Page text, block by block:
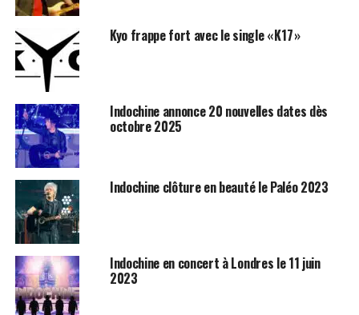
Kyo frappe fort avec le single « K17 »
Indochine annonce 20 nouvelles dates dès
octobre 2025
Indochine clôture en beauté le Paléo 2023
Indochine en concert à Londres le 11 juin
2023